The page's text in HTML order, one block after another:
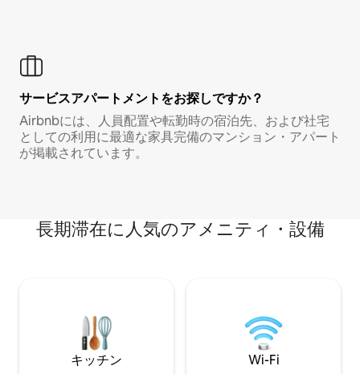
サービスアパートメントをお探しですか？
Airbnbには、人員配置や転勤時の宿泊先、および社宅
としての利用に最適な家具完備のマンション・アパート
が掲載されています。
長期滞在に人気のアメニティ・設備
キッチン Wi-Fi